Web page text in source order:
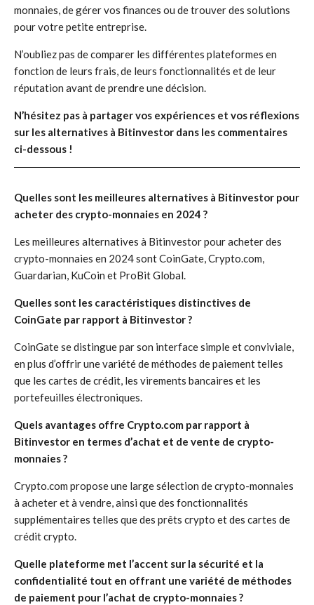
monnaies, de gérer vos finances ou de trouver des solutions
pour votre petite entreprise.
N’oubliez pas de comparer les différentes plateformes en
fonction de leurs frais, de leurs fonctionnalités et de leur
réputation avant de prendre une décision.
N’hésitez pas à partager vos expériences et vos réflexions
sur les alternatives à Bitinvestor dans les commentaires
ci-dessous !
Quelles sont les meilleures alternatives à Bitinvestor pour
acheter des crypto-monnaies en 2024 ?
Les meilleures alternatives à Bitinvestor pour acheter des
crypto-monnaies en 2024 sont CoinGate, Crypto.com,
Guardarian, KuCoin et ProBit Global.
Quelles sont les caractéristiques distinctives de
CoinGate par rapport à Bitinvestor ?
CoinGate se distingue par son interface simple et conviviale,
en plus d’offrir une variété de méthodes de paiement telles
que les cartes de crédit, les virements bancaires et les
portefeuilles électroniques.
Quels avantages offre Crypto.com par rapport à
Bitinvestor en termes d’achat et de vente de crypto-
monnaies ?
Crypto.com propose une large sélection de crypto-monnaies
à acheter et à vendre, ainsi que des fonctionnalités
supplémentaires telles que des prêts crypto et des cartes de
crédit crypto.
Quelle plateforme met l’accent sur la sécurité et la
confidentialité tout en offrant une variété de méthodes
de paiement pour l’achat de crypto-monnaies ?